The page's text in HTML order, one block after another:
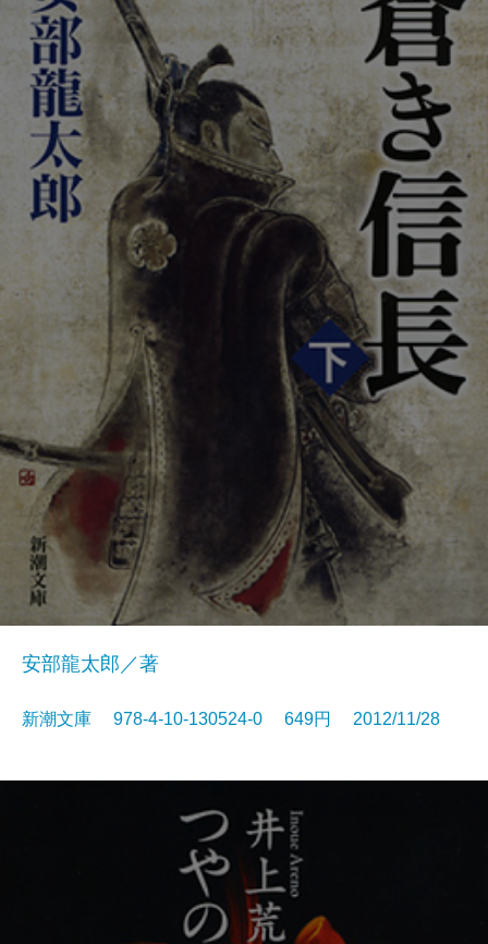
安部龍太郎／著
新潮文庫 978-4-10-130524-0 649円 2012/11/28